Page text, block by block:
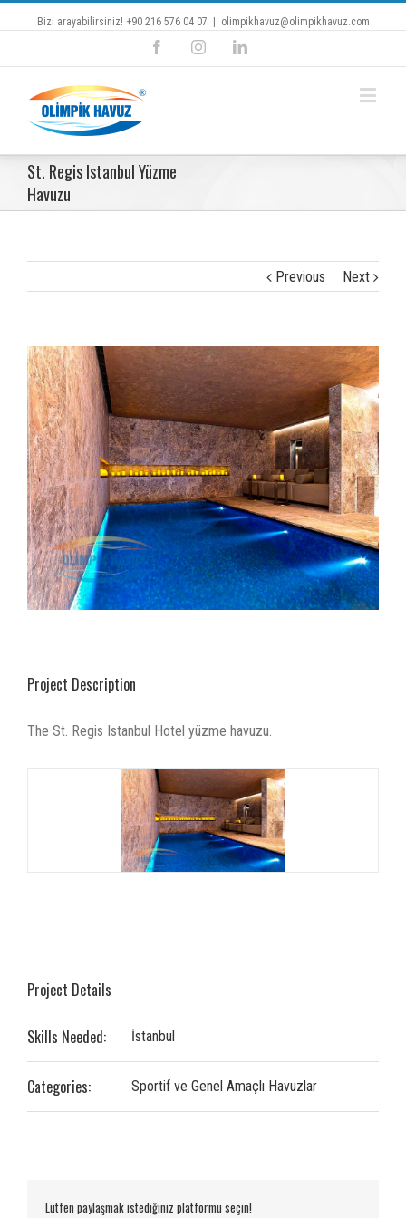
Bizi arayabilirsiniz! +90 216 576 04 07 olimpikhavuz@olimpikhavuz.com
FacebookInstagramLinkedin
St. Regis Istanbul Yüzme
Havuzu
Previous Next
Project Description
The St. Regis Istanbul Hotel yüzme havuzu.
Project Details
Skills Needed: İstanbul
Categories: Sportif ve Genel Amaçlı Havuzlar
Lütfen paylaşmak istediğiniz platformu seçin!